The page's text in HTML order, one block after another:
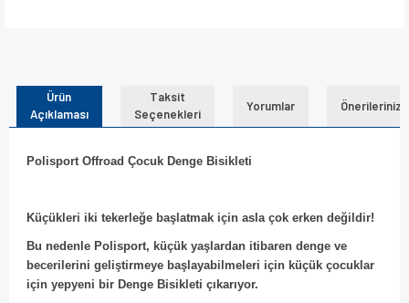
Ürün
Açıklaması
Taksit
Seçenekleri
Yorumlar Önerileriniz
Polisport Offroad Çocuk Denge Bisikleti
Küçükleri iki tekerleğe başlatmak için asla çok erken değildir!
Bu nedenle Polisport, küçük yaşlardan itibaren denge ve
becerilerini geliştirmeye başlayabilmeleri için küçük çocuklar
için yepyeni bir Denge Bisikleti çıkarıyor.